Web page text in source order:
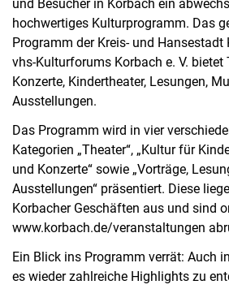
und Besucher in Korbach ein
hochwertiges Kulturprogramm. Das
Programm der Kreis- und Hansestadt
vhs-Kulturforums Korbach e. V. bietet
Konzerte, Kindertheater, Lesungen,
Ausstellungen.
Das Programm wird in vier
Kategorien „Theater“, „Kultur für
und Konzerte“ sowie „Vorträge,
Ausstellungen“ präsentiert. Diese
Korbacher Geschäften aus und sind
www.korbach.de/veranstaltungen
Ein Blick ins Programm verrät: Auch
es wieder zahlreiche Highlights zu